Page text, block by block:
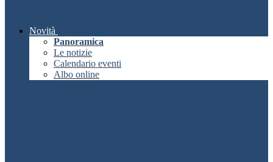
Novità
Panoramica
Le notizie
Calendario eventi
Albo online